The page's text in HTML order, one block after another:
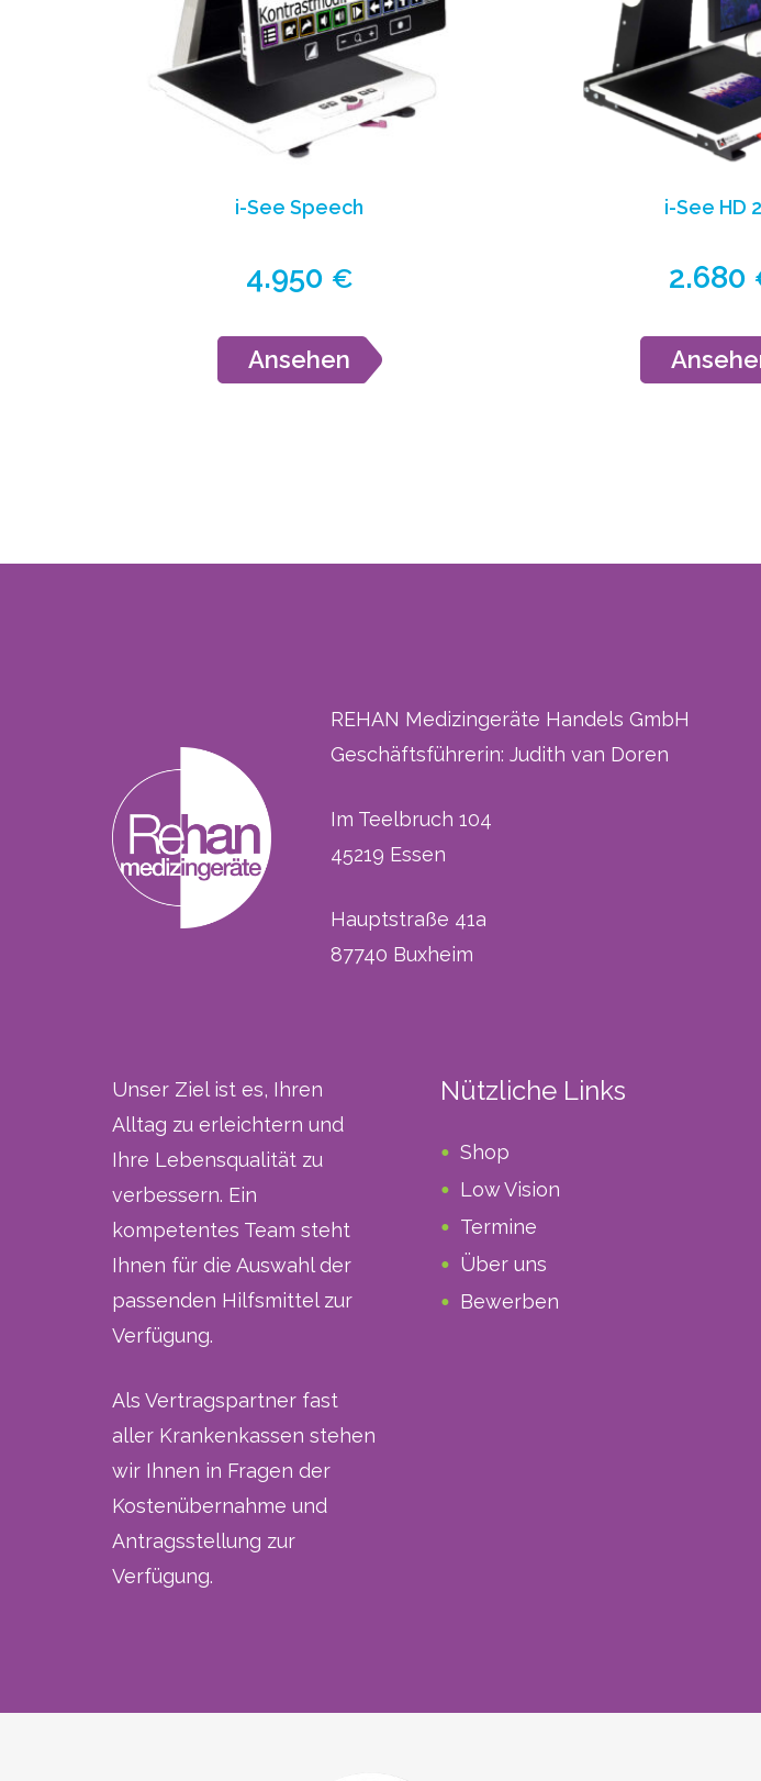
i-See Speech
4.950 €
Ansehen
i-See HD
2.680
REHAN Medizingeräte Handels GmbH
Geschäftsführerin: Judith van Doren
Im Teelbruch 104
45219 Essen
Hauptstraße 41a
87740 Buxheim
Unser Ziel ist es, Ihren
Alltag zu erleichtern und
Ihre Lebensqualität zu
verbessern. Ein
kompetentes Team steht
Ihnen für die Auswahl der
passenden Hilfsmittel zur
Verfügung.
Als Vertragspartner fast
aller Krankenkassen stehen
wir Ihnen in Fragen der
Kostenübernahme und
Antragsstellung zur
Verfügung.
Nützliche Links
Shop
Low Vision
Termine
Über uns
Bewerben